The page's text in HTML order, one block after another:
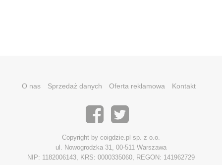
O nas Sprzedaż danych Oferta reklamowa Kontakt
Copyright by coigdzie.pl sp. z o.o.
ul. Nowogrodzka 31, 00-511 Warszawa
NIP: 1182006143, KRS: 0000335060, REGON: 141962729